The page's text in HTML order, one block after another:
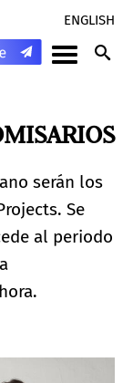
ENGLISH
serán los
Se
al periodo